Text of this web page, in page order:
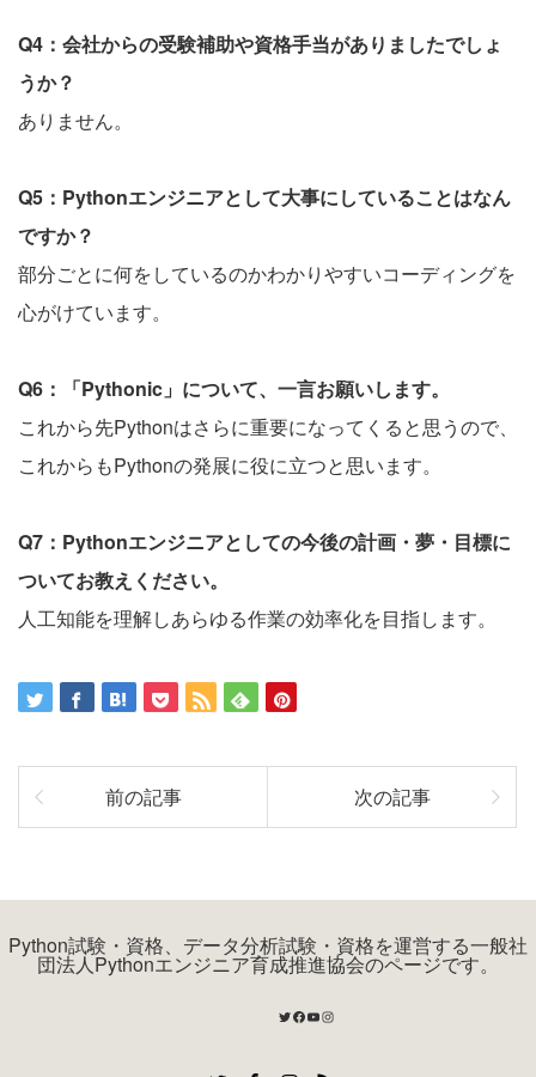
Q4：会社からの受験補助や資格手当がありましたでしょ
うか？
ありません。
Q5：Pythonエンジニアとして大事にしていることはなん
ですか？
部分ごとに何をしているのかわかりやすいコーディングを
心がけています。
Q6：「Pythonic」について、一言お願いします。
これから先Pythonはさらに重要になってくると思うので、
これからもPythonの発展に役に立つと思います。
Q7：Pythonエンジニアとしての今後の計画・夢・目標に
ついてお教えください。
人工知能を理解しあらゆる作業の効率化を目指します。
前の記事 次の記事
Python試験・資格、データ分析試験・資格を運営する一般社
団法人Pythonエンジニア育成推進協会のページです。
Twitter
Facebook
YouTube
Instagram
RSS